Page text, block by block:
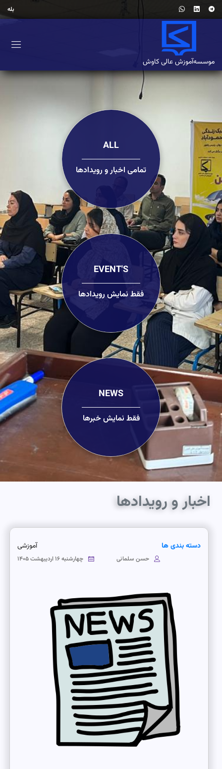
بله
موسسه‌آموزش‌ عالی کاوش
ALL
تمامی اخبار و رویدادها
EVENT'S
فقط نمایش رویدادها
NEWS
فقط نمایش خبرها
اخبار و رویدادها
دسته بندی ها آموزشی
چهارشنبه ۱۶ اردیبهشت ۱۴۰۵ حسن سلمانی